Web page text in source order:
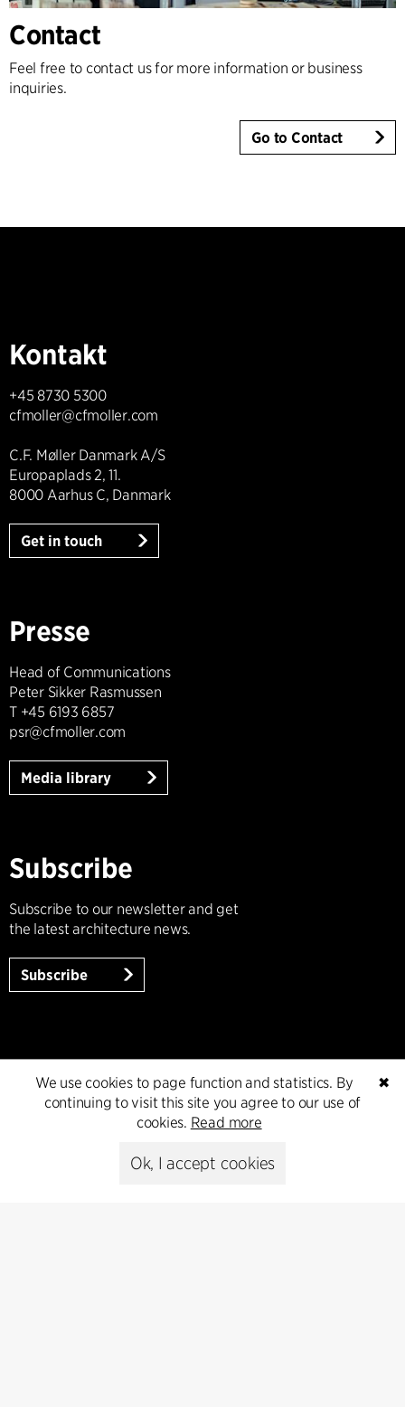
Contact
Feel free to contact us for more information or business
inquiries.
Go to Contact
Kontakt
+45 8730 5300
cfmoller@cfmoller.com
C.F. Møller Danmark A/S
Europaplads 2, 11.
8000 Aarhus C, Danmark
Get in touch
Presse
Head of Communications
Peter Sikker Rasmussen
T +45 6193 6857
psr@cfmoller.com
Media library
Subscribe
Subscribe to our newsletter and get
the latest architecture news.
Subscribe
✖
We use cookies to page function and statistics. By
continuing to visit this site you agree to our use of
cookies. Read more
Ok, I accept cookies